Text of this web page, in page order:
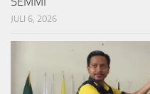
JULI 6, 2026